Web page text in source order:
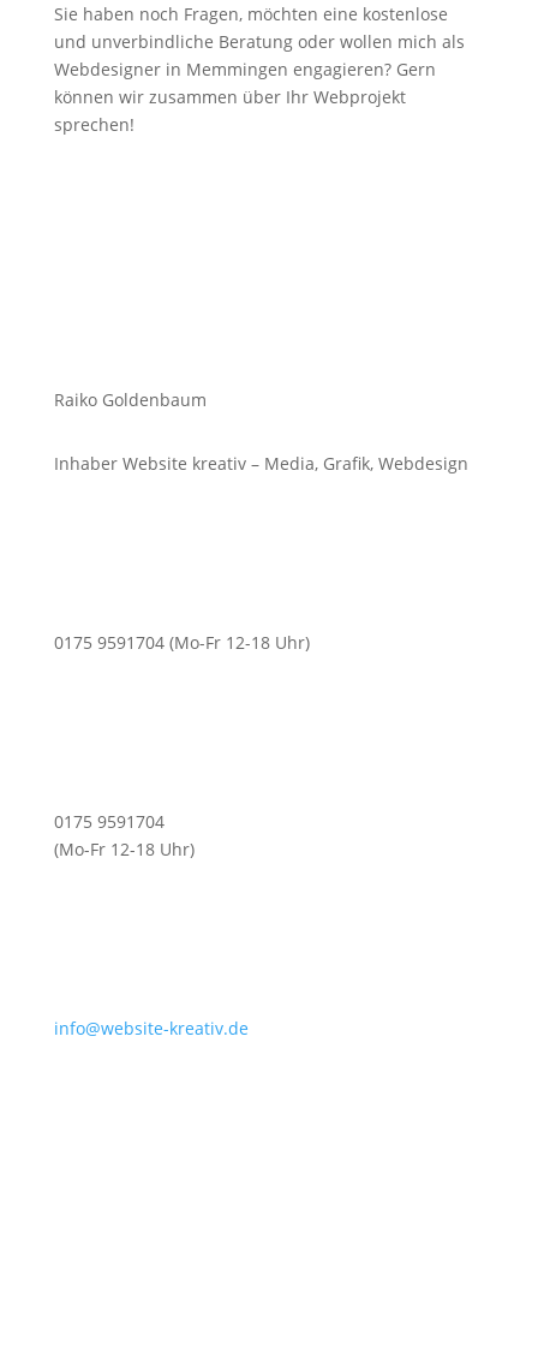
Sie haben noch Fragen, möchten eine kostenlose
und unverbindliche Beratung oder wollen mich als
Webdesigner in Memmingen engagieren? Gern
können wir zusammen über Ihr Webprojekt
sprechen!
Raiko Goldenbaum
Inhaber Website kreativ – Media, Grafik, Webdesign
0175 9591704 (Mo-Fr 12-18 Uhr)
0175 9591704
(Mo-Fr 12-18 Uhr)
info@website-kreativ.de